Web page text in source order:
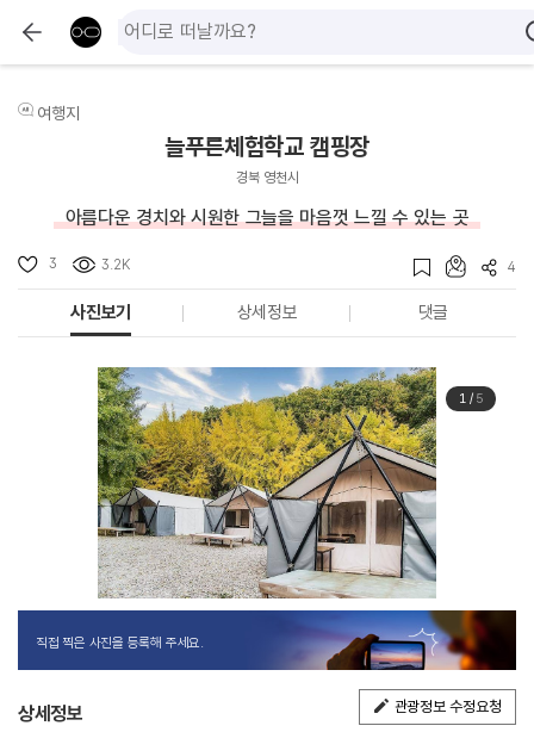
여행지
늘푸른체험학교 캠핑장
경북 영천시
아름다운 경치와 시원한 그늘을 마음껏 느낄 수 있는 곳
3 3.2K 4
사진보기 상세정보 댓글
1/ 5
직접 찍은 사진을 등록해 주세요.
상세정보 관광정보 수정요청